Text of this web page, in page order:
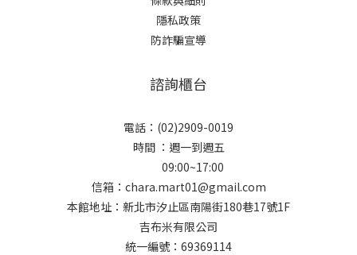
隱私政策
防詐騙宣導
諮詢櫃台
電話：(02)2909-0019
時間 ：週一到週五
09:00~17:00
信箱：chara.mart01@gmail.com
本館地址：新北市汐止區南陽街180巷17號1F
吉布米有限公司
統一編號：69369114